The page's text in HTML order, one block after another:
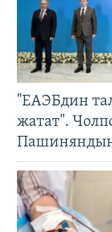
"ЕАЭБдин
жатат".